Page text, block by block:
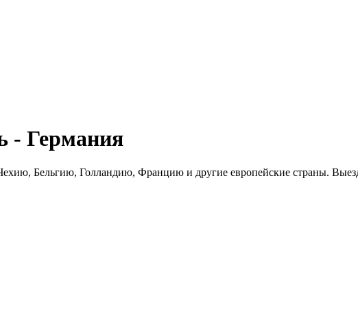
- Германия
Бельгию, Голландию, Францию и другие европейские страны.